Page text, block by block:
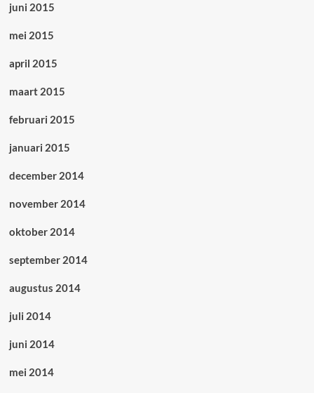
juni 2015
mei 2015
april 2015
maart 2015
februari 2015
januari 2015
december 2014
november 2014
oktober 2014
september 2014
augustus 2014
juli 2014
juni 2014
mei 2014